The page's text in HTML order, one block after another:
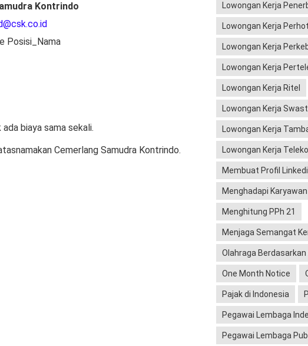
Kontrindo
Posisi_Nama
biaya sama sekali.
Cemerlang Samudra Kontrindo.
Lowongan Kerja
Lowongan Kerja
Lowongan Kerja
Lowongan Kerja
Lowongan Kerja Ritel
Lowongan Kerja
Lowongan Kerja
Lowongan Kerja
Membuat Profil
Menghadapi
Menghitung PPh 21
Menjaga Semangat
Olahraga Berdasarkan
One Month Notice
Pajak di Indonesia
Pegawai Lembaga
Pegawai Lembaga